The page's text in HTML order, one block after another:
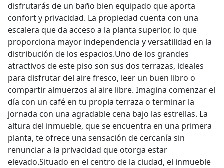
disfrutarás de un baño bien equipado que aporta
confort y privacidad. La propiedad cuenta con una
escalera que da acceso a la planta superior, lo que
proporciona mayor independencia y versatilidad en la
distribución de los espacios.Uno de los grandes
atractivos de este piso son sus dos terrazas, ideales
para disfrutar del aire fresco, leer un buen libro o
compartir almuerzos al aire libre. Imagina comenzar el
día con un café en tu propia terraza o terminar la
jornada con una agradable cena bajo las estrellas. La
altura del inmueble, que se encuentra en una primera
planta, te ofrece una sensación de cercanía sin
renunciar a la privacidad que otorga estar
elevado.Situado en el centro de la ciudad, el inmueble